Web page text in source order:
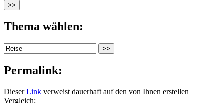
Thema wählen:
Permalink:
DieserLink verweist dauerhaft auf den von Ihnen erstellen
Vergleich: